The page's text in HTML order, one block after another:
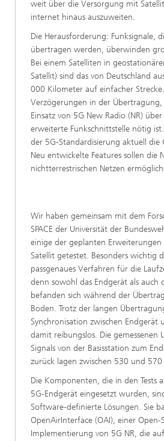
weit über die Versorgung mit
internet hinaus auszuweiten.
Die Herausforderung: Funksignale,
übertragen werden, überwinden
Bei einem Satelliten in
Satellit) sind das von Deutschland
000 Kilometer auf einfacher
Verzögerungen in der
Einsatz von 5G New Radio (NR)
erweiterte Funkschnittstelle nötig
der 5G-Standardisierung aktuell die
Neu entwickelte Features sollen die
nichtterrestrischen Netzen
Wir haben gemeinsam mit dem
SPACE der Universität der
einige der geplanten Erweiterungen
Satellit getestet. Besonders wichtig
passgenaues Verfahren für die
denn sowohl das Endgerät als auch
befanden sich während der
Boden. Trotz der langen
Synchronisation zwischen Endgerät
damit reibungslos. Die gemessenen
Signals von der Basisstation zum
zurück lagen zwischen 530 und
Die Komponenten, die in den Tests
5G-Endgerät eingesetzt wurden,
Software-definierte Lösungen. Sie
OpenAirInterface (OAI), einer Open-
Implementierung von 5G NR, die